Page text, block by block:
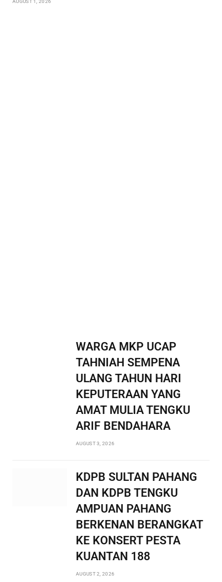
WARGA MKP UCAP
TAHNIAH SEMPENA
ULANG TAHUN HARI
KEPUTERAAN YANG
AMAT MULIA TENGKU
ARIF BENDAHARA
AUGUST 3, 2026
KDPB SULTAN PAHANG
DAN KDPB TENGKU
AMPUAN PAHANG
BERKENAN BERANGKAT
KE KONSERT PESTA
KUANTAN 188
AUGUST 2, 2026